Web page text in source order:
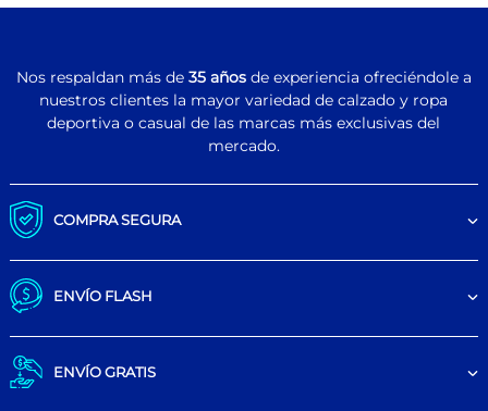
Nos respaldan más de 35 añosde experiencia ofreciéndole a
nuestros clientes la mayor variedad de calzado y ropa
deportiva o casual de las marcas más exclusivas del
mercado.
COMPRA SEGURA
ENVÍO FLASH
ENVÍO GRATIS